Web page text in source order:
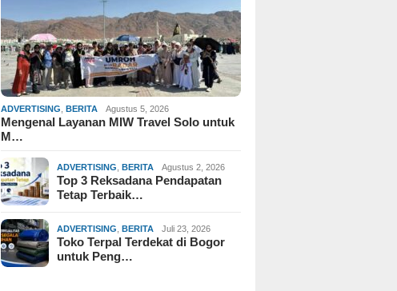
ADVERTISING ,BERITA Agustus 5, 2026
Mengenal Layanan MIW Travel Solo untuk
M…
ADVERTISING ,BERITA Agustus 2, 2026
Top 3 Reksadana Pendapatan
Tetap Terbaik…
ADVERTISING ,BERITA Juli 23, 2026
Toko Terpal Terdekat di Bogor
untuk Peng…